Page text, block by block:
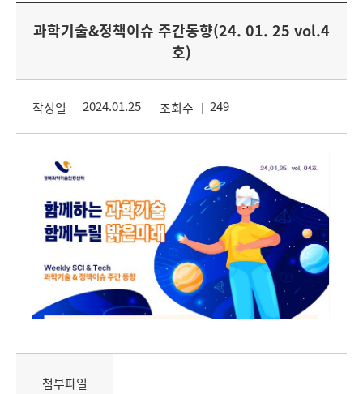
과학기술&정책이슈 주간동향(24. 01. 25 vol.4
호)
작성일 2024.01.25 조회수 249
첨부파일